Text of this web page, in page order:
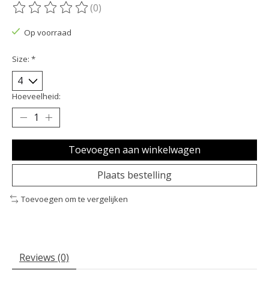
De beoordeling van dit product is
(0)
Op voorraad
Size: *
Hoeveelheid:
Toevoegen aan winkelwagen
Plaats bestelling
Toevoegen om te vergelijken
Reviews (0)